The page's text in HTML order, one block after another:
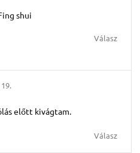
shui
Válasz
előtt kivágtam.
Válasz